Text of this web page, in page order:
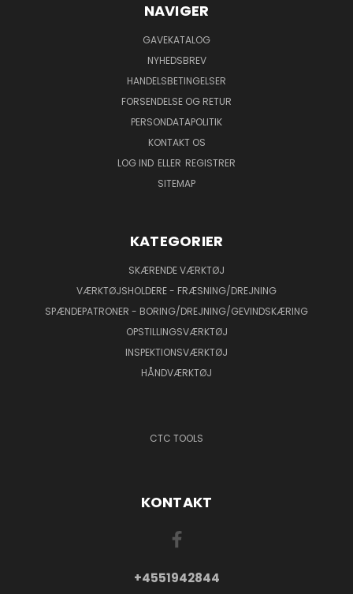
NAVIGER
GAVEKATALOG
NYHEDSBREV
HANDELSBETINGELSER
FORSENDELSE OG RETUR
PERSONDATAPOLITIK
KONTAKT OS
LOG IND ELLER REGISTRER
SITEMAP
KATEGORIER
SKÆRENDE VÆRKTØJ
VÆRKTØJSHOLDERE - FRÆSNING/DREJNING
SPÆNDEPATRONER - BORING/DREJNING/GEVINDSKÆRING
OPSTILLINGSVÆRKTØJ
INSPEKTIONSVÆRKTØJ
HÅNDVÆRKTØJ
CTC TOOLS
KONTAKT
+4551942844